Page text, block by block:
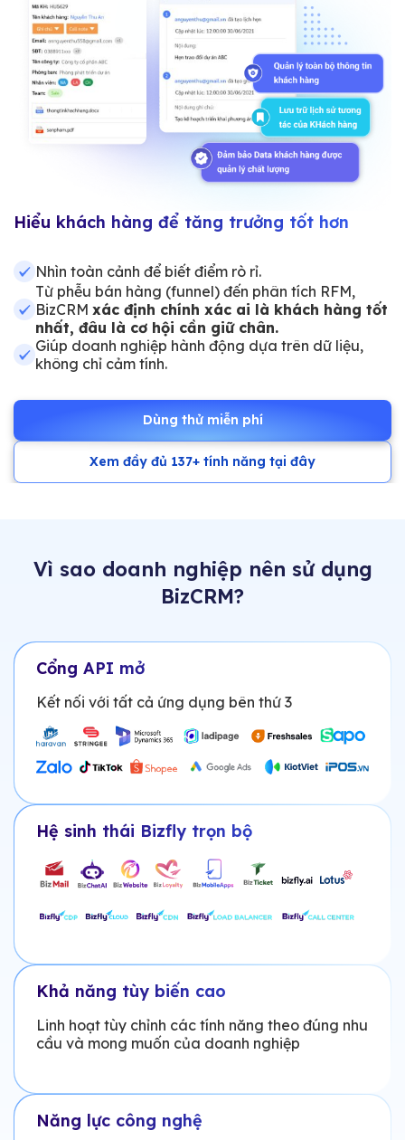
Hiểu khách hàng để tăng trưởng tốt hơn
Nhìn toàn cảnh để biết điểm rò rỉ.
Từ phễu bán hàng (funnel) đến phân tích RFM,
BizCRM xác định chính xác ai là khách hàng tốt
nhất, đâu là cơ hội cần giữ chân.
Giúp doanh nghiệp hành động dựa trên dữ liệu,
không chỉ cảm tính.
Dùng thử miễn phí
Xem đầy đủ 137+ tính năng tại đây
Vì sao doanh nghiệp nên sử dụng
BizCRM?
Cổng API mở
Kết nối với tất cả ứng dụng bên thứ 3
Hệ sinh thái Bizfly trọn bộ
Khả năng tùy biến cao
Linh hoạt tùy chỉnh các tính năng theo đúng nhu
cầu và mong muốn của doanh nghiệp
Năng lực công nghệ